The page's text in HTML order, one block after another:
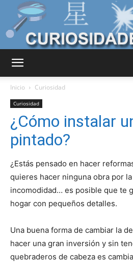
del
Inicio Curiosidad
Curiosidad
¿Cómo instalar
pintado?
¿Estás pensado en hacer
quieres hacer ninguna obra por
incomodidad… es posible que te
hogar con pequeños detalles.
Una buena forma de cambiar la
hacer una gran inversión y sin
quebraderos de cabeza es